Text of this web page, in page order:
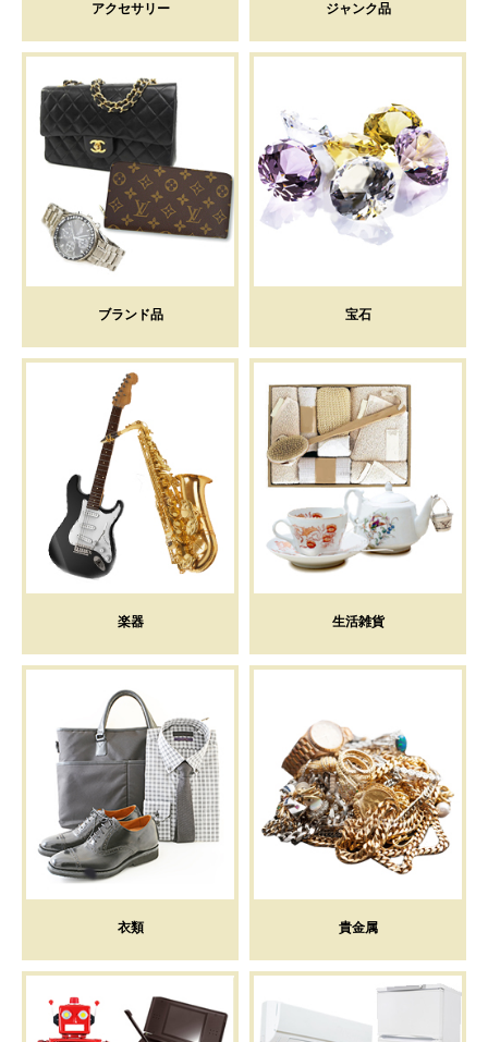
アクセサリー ジャンク品
ブランド品 宝石
楽器 生活雑貨
衣類 貴金属